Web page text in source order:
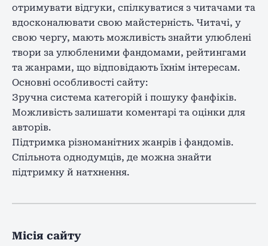
отримувати відгуки, спілкуватися з читачами та
вдосконалювати свою майстерність. Читачі, у
свою чергу, мають можливість знайти улюблені
твори за улюбленими фандомами, рейтингами
та жанрами, що відповідають їхнім інтересам.
Основні особливості сайту:
Зручна система категорій і пошуку фанфіків.
Можливість залишати коментарі та оцінки для
авторів.
Підтримка різноманітних жанрів і фандомів.
Спільнота однодумців, де можна знайти
підтримку й натхнення.
Місія сайту